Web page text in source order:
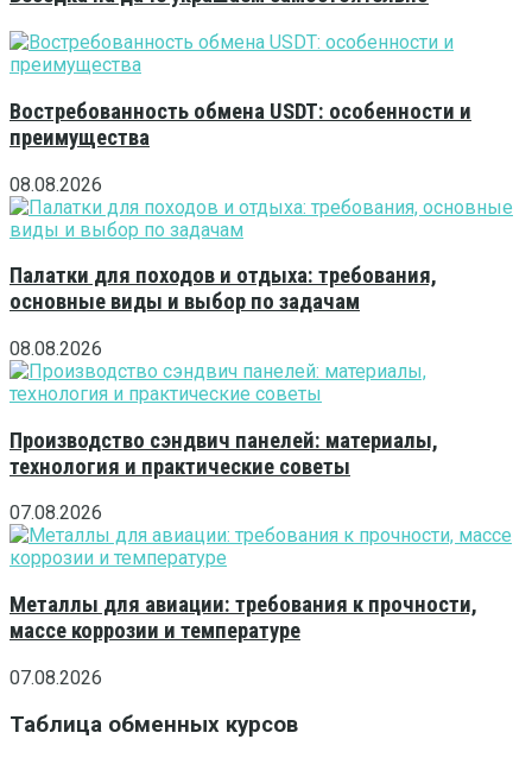
Востребованность обмена USDT: особенности и
преимущества
08.08.2026
Палатки для походов и отдыха: требования,
основные виды и выбор по задачам
08.08.2026
Производство сэндвич панелей: материалы,
технология и практические советы
07.08.2026
Металлы для авиации: требования к прочности,
массе коррозии и температуре
07.08.2026
Таблица обменных курсов